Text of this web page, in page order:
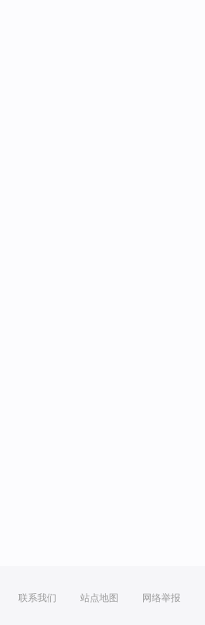
联系我们 站点地图 网络举报